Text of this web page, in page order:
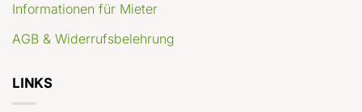
Informationen für Mieter
AGB & Widerrufsbelehrung
LINKS